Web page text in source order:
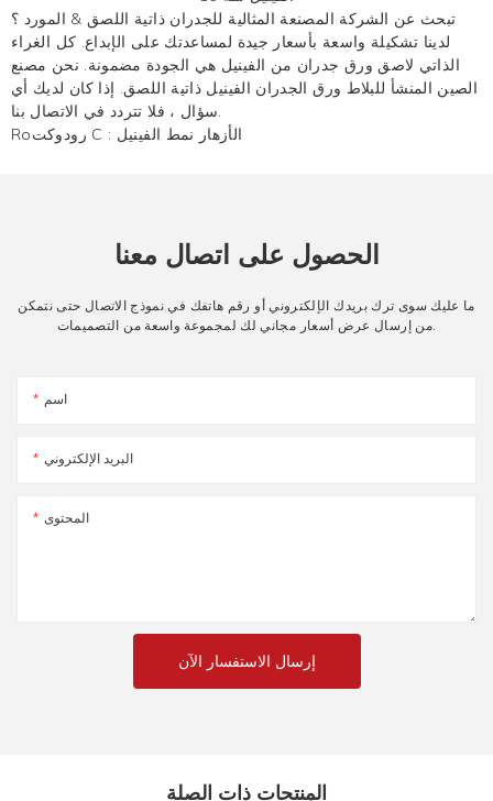
تبحث عن الشركة المصنعة المثالية للجدران ذاتية اللصق & المورد ؟
لدينا تشكيلة واسعة بأسعار جيدة لمساعدتك على الإبداع. كل الغراء
الذاتي لاصق ورق جدران من الفينيل هي الجودة مضمونة. نحن مصنع
الصين المنشأ للبلاط ورق الجدران الفينيل ذاتية اللصق. إذا كان لديك أي
سؤال ، فلا تتردد في الاتصال بنا.
Roرودوكت C : الأزهار نمط الفينيل
الحصول على اتصال معنا
ما عليك سوى ترك بريدك الإلكتروني أو رقم هاتفك في نموذج الاتصال حتى نتمكن
اسم
البريد الإلكتروني
المحتوى
إرسال الاستفسار الآن
المنتجات ذات الصلة